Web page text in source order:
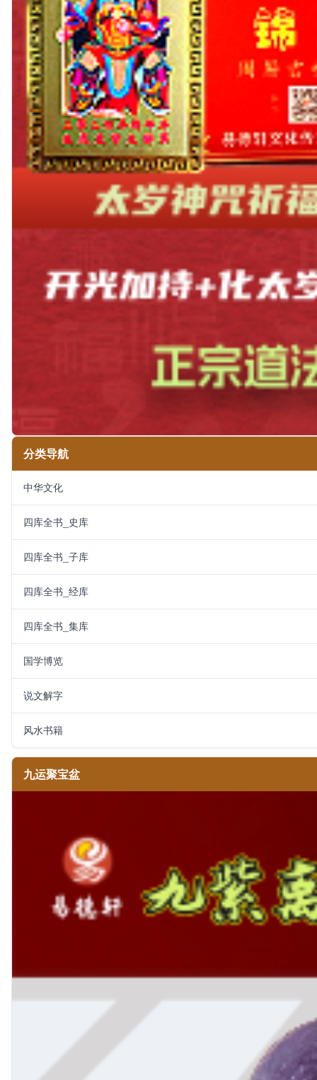
分类导航
中华文化
四库全书_史库
四库全书_子库
四库全书_经库
四库全书_集库
国学博览
说文解字
风水书籍
九运聚宝盆